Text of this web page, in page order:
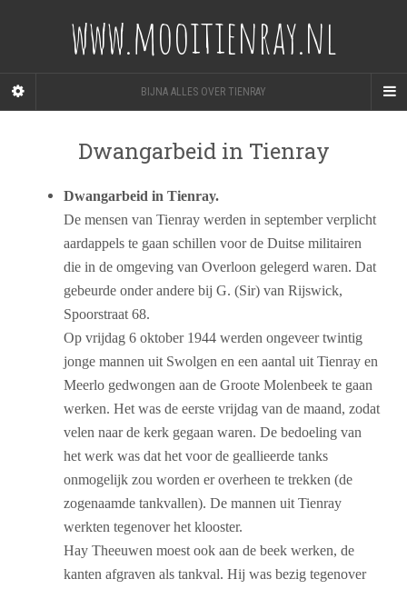
www.mooitienray.nl
BIJNA ALLES OVER TIENRAY
Dwangarbeid in Tienray
Dwangarbeid in Tienray.
De mensen van Tienray werden in september verplicht
aardappels te gaan schillen voor de Duitse militairen
die in de omgeving van Overloon gelegerd waren. Dat
gebeurde onder andere bij G. (Sir) van Rijswick,
Spoorstraat 68.
Op vrijdag 6 oktober 1944 werden ongeveer twintig
jonge mannen uit Swolgen en een aantal uit Tienray en
Meerlo gedwongen aan de Groote Molenbeek te gaan
werken. Het was de eerste vrijdag van de maand, zodat
velen naar de kerk gegaan waren. De bedoeling van
het werk was dat het voor de geallieerde tanks
onmogelijk zou worden er overheen te trekken (de
zogenaamde tankvallen). De mannen uit Tienray
werkten tegenover het klooster.
Hay Theeuwen moest ook aan de beek werken, de
kanten afgraven als tankval. Hij was bezig tegenover